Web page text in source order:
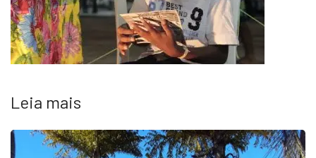
Leia mais